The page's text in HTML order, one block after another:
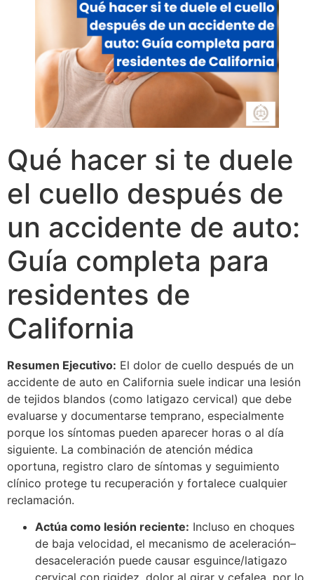
Qué hacer si te duele
el cuello después de
un accidente de auto:
Guía completa para
residentes de
California
Resumen Ejecutivo: El dolor de cuello después de un
accidente de auto en California suele indicar una lesión
de tejidos blandos (como latigazo cervical) que debe
evaluarse y documentarse temprano, especialmente
porque los síntomas pueden aparecer horas o al día
siguiente. La combinación de atención médica
oportuna, registro claro de síntomas y seguimiento
clínico protege tu recuperación y fortalece cualquier
reclamación.
Actúa como lesión reciente: Incluso en choques
de baja velocidad, el mecanismo de aceleración–
desaceleración puede causar esguince/latigazo